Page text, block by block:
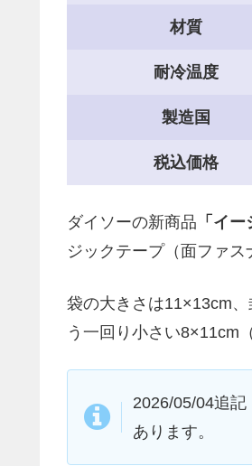
材質
耐冷温度
製造国
税込価格
ダイソーの新商品 「イ
ジックテープ（面ファス
袋の大きさは11×13cm
う一回り小さい8×11cm
2026/05/04追
あります。